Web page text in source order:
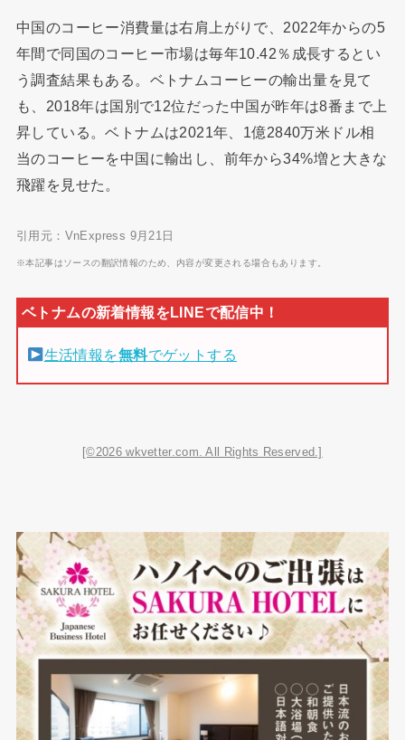
中国のコーヒー消費量は右肩上がりで、2022年からの5
年間で同国のコーヒー市場は毎年10.42％成長するとい
う調査結果もある。ベトナムコーヒーの輸出量を見て
も、2018年は国別で12位だった中国が昨年は8番まで上
昇している。ベトナムは2021年、1億2840万米ドル相
当のコーヒーを中国に輸出し、前年から34%増と大きな
飛躍を見せた。
引用元：VnExpress 9月21日
※本記事はソースの翻訳情報のため、内容が変更される場合もあります。
生活情報を無料でゲットする
[©2026 wkvetter.com. All Rights Reserved.]